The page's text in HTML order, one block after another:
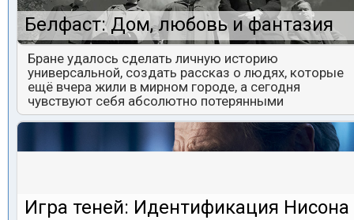
Белфаст: Дом, любовь и фантазия
Бране удалось сделать личную историю
универсальной, создать рассказ о людях, которые
ещё вчера жили в мирном городе, а сегодня
чувствуют себя абсолютно потерянными
Игра теней: Идентификация Нисона